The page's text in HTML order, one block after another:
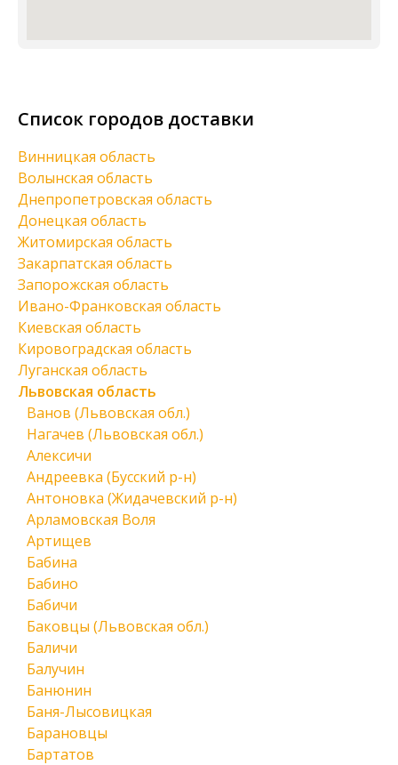
Список городов доставки
Винницкая область
Волынская область
Днепропетровская область
Донецкая область
Житомирская область
Закарпатская область
Запорожская область
Ивано-Франковская область
Киевская область
Кировоградская область
Луганская область
Львовская область
Ванов (Львовская обл.)
Нагачев (Львовская обл.)
Алексичи
Андреевка (Бусский р-н)
Антоновка (Жидачевский р-н)
Арламовская Воля
Артищев
Бабина
Бабино
Бабичи
Баковцы (Львовская обл.)
Баличи
Балучин
Банюнин
Баня-Лысовицкая
Барановцы
Бартатов